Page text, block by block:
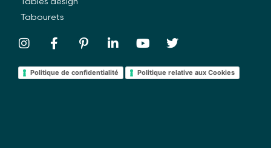
Tabourets
Politique de confidentialité Politique relative aux Cookies